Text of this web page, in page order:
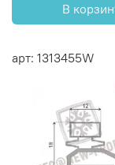
В
арт: 1313455W